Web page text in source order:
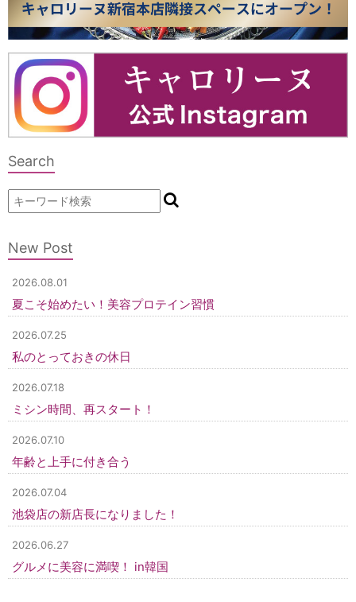
Search
New Post
2026.08.01
夏こそ始めたい！美容プロテイン習慣
2026.07.25
私のとっておきの休日
2026.07.18
ミシン時間、再スタート！
2026.07.10
年齢と上手に付き合う
2026.07.04
池袋店の新店長になりました！
2026.06.27
グルメに美容に満喫！ in韓国